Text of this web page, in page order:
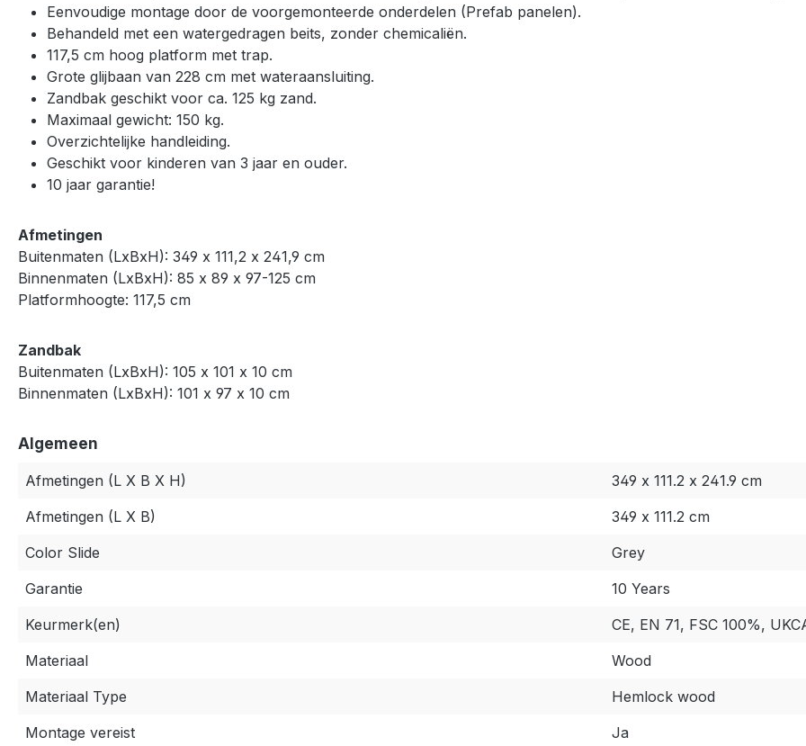
Eenvoudige montage door de voorgemonteerde onderdelen (Prefab panelen).
Behandeld met een watergedragen beits, zonder chemicaliën.
117,5 cm hoog platform met trap.
Grote glijbaan van 228 cm met wateraansluiting.
Zandbak geschikt voor ca. 125 kg zand.
Maximaal gewicht: 150 kg.
Overzichtelijke handleiding.
Geschikt voor kinderen van 3 jaar en ouder.
10 jaar garantie!
Afmetingen
Buitenmaten (LxBxH): 349 x 111,2 x 241,9 cm
Binnenmaten (LxBxH): 85 x 89 x 97-125 cm
Platformhoogte: 117,5 cm
Zandbak
Buitenmaten (LxBxH): 105 x 101 x 10 cm
Binnenmaten (LxBxH): 101 x 97 x 10 cm
Algemeen
Afmetingen (L X B X H)
349 x 111.2 x 241.9 cm
Afmetingen (L X B)
349 x 111.2 cm
Color Slide
Grey
Garantie
10 Years
Keurmerk(en)
CE, EN 71, FSC 100%,
Materiaal
Wood
Materiaal Type
Hemlock wood
Montage vereist
Ja